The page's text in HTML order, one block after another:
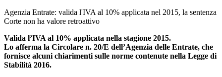
Agenzia Entrate: valida l'IVA al 10% applicata nel 2015, la sentenza
Corte non ha valore retroattivo
Valida l’IVA al 10% applicata nella stagione 2015.
Lo afferma la Circolare n. 20/E dell’Agenzia delle Entrate, che
fornisce alcuni chiarimenti sulle norme contenute nella Legge di
Stabilità 2016.